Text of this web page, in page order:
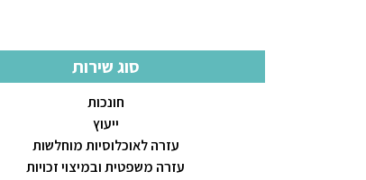
סוג שירות
חונכות
ייעוץ
עזרה לאוכלוסיות מוחלשות
עזרה משפטית ובמיצוי זכויות